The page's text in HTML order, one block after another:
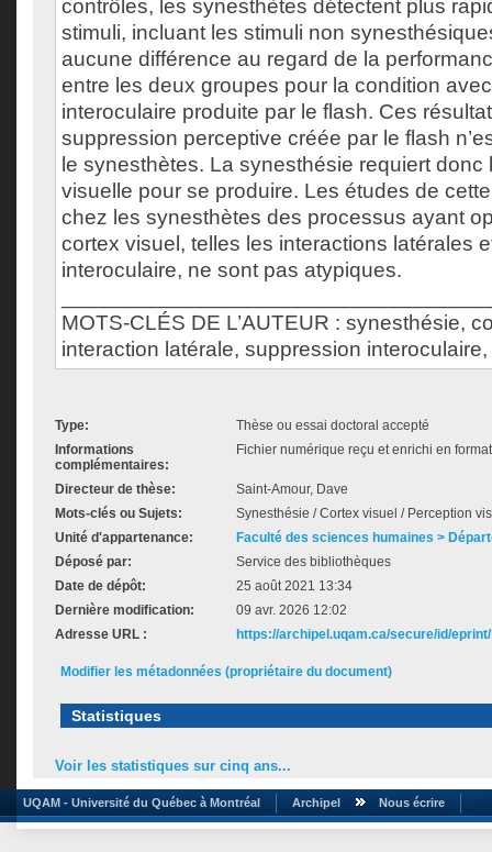
contrôles, les synesthètes détectent plus
stimuli, incluant les stimuli non
aucune différence au regard de la
entre les deux groupes pour la condition
interoculaire produite par le flash. Ces
suppression perceptive créée par le flash
le synesthètes. La synesthésie requiert donc
visuelle pour se produire. Les études de
chez les synesthètes des processus ayant
cortex visuel, telles les interactions latérales
interoculaire, ne sont pas atypiques.
MOTS-CLÉS DE L’AUTEUR : synesthésie,
interaction latérale, suppression
Type:
Thèse ou essai doctoral accepté
Informations
complémentaires:
Fichier numérique reçu et enrichi en
Directeur de thèse:
Saint-Amour, Dave
Mots-clés ou Sujets:
Synesthésie / Cortex visuel / Perception
Unité d'appartenance:
Faculté des sciences humaines >
Déposé par:
Service des bibliothèques
Date de dépôt:
25 août 2021 13:34
Dernière modification:
09 avr. 2026 12:02
Adresse URL :
https://archipel.uqam.ca/secure/id/
Modifier les métadonnées (propriétaire du document)
Statistiques
Voir les statistiques sur cinq ans...
UQAM - Université du Québec à Montréal Archipel Nous écrire